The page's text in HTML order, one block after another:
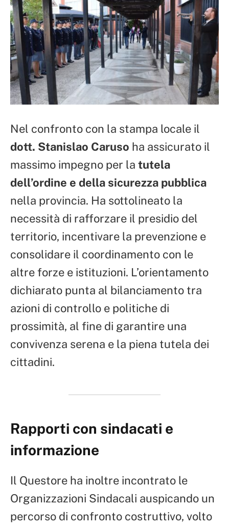
Nel confronto con la stampa locale il
dott. Stanislao Caruso ha assicurato il
massimo impegno per la tutela
dell’ordine e della sicurezza pubblica
nella provincia. Ha sottolineato la
necessità di rafforzare il presidio del
territorio, incentivare la prevenzione e
consolidare il coordinamento con le
altre forze e istituzioni. L’orientamento
dichiarato punta al bilanciamento tra
azioni di controllo e politiche di
prossimità, al fine di garantire una
convivenza serena e la piena tutela dei
cittadini.
Rapporti con sindacati e
informazione
Il Questore ha inoltre incontrato le
Organizzazioni Sindacali auspicando un
percorso di confronto costruttivo, volto